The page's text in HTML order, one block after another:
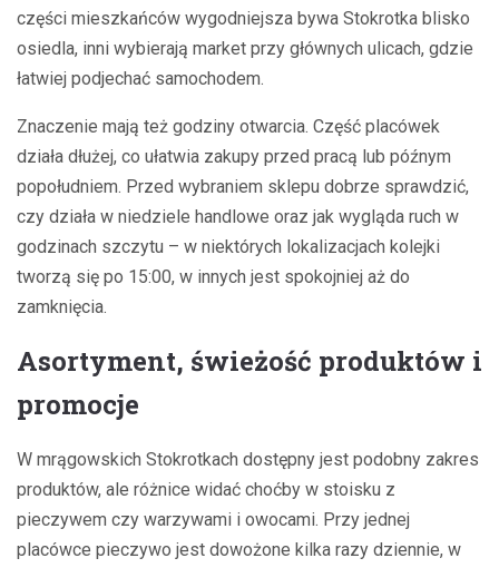
części mieszkańców wygodniejsza bywa Stokrotka blisko
osiedla, inni wybierają market przy głównych ulicach, gdzie
łatwiej podjechać samochodem.
Znaczenie mają też godziny otwarcia. Część placówek
działa dłużej, co ułatwia zakupy przed pracą lub późnym
popołudniem. Przed wybraniem sklepu dobrze sprawdzić,
czy działa w niedziele handlowe oraz jak wygląda ruch w
godzinach szczytu – w niektórych lokalizacjach kolejki
tworzą się po 15:00, w innych jest spokojniej aż do
zamknięcia.
Asortyment, świeżość produktów i
promocje
W mrągowskich Stokrotkach dostępny jest podobny zakres
produktów, ale różnice widać choćby w stoisku z
pieczywem czy warzywami i owocami. Przy jednej
placówce pieczywo jest dowożone kilka razy dziennie, w